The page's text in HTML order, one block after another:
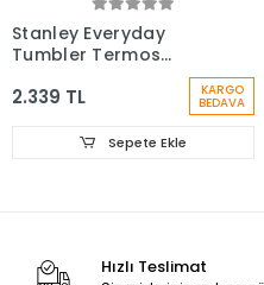
Stanley Everyday
Tumbler Termos
2.339 TL KARGO
BEDAVA
Sepete Ekle
Hızlı Teslimat